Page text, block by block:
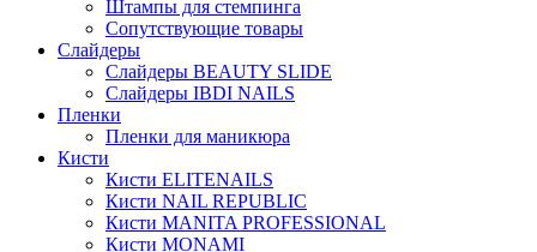
Штампы для стемпинга
Сопутствующие товары
Слайдеры
Слайдеры BEAUTY SLIDE
Слайдеры IBDI NAILS
Пленки
Пленки для маникюра
Кисти
Кисти ELITENAILS
Кисти NAIL REPUBLIC
Кисти MANITA PROFESSIONAL
Кисти MONAMI